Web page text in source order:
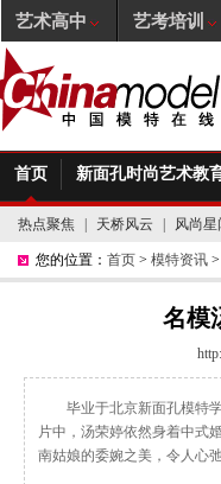
首页 新面孔时尚艺术教
热点聚焦 天桥风云 风尚星
您的位置： 首页 > 模特资讯 >
名模
毕业于北京新面孔模特
片中，汤荣婷依然身着中式
南姑娘的委婉之美，令人心弛
艺术高中 艺考培训